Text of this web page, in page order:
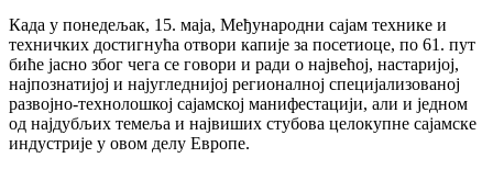
Када у понедељак, 15. маја, Међународни сајам технике и
техничких достигнућа отвори капије за посетиоце, по 61. пут
биће јасно због чега се говори и ради о највећој, настаријој,
најпознатијој и најугледнијој регионалној специјализованој
развојно-технолошкој сајамској манифестацији, али и једном
од најдубљих темеља и највиших стубова целокупне сајамске
индустрије у овом делу Европе.